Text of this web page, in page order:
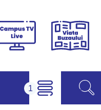
Campus